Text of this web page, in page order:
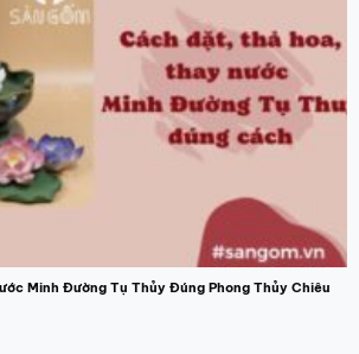
tùy
có
thể
được
phẩm
Minh Đường Tụ Thủy Đúng Phong Thủy Chiêu